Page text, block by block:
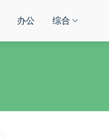
办公 综合